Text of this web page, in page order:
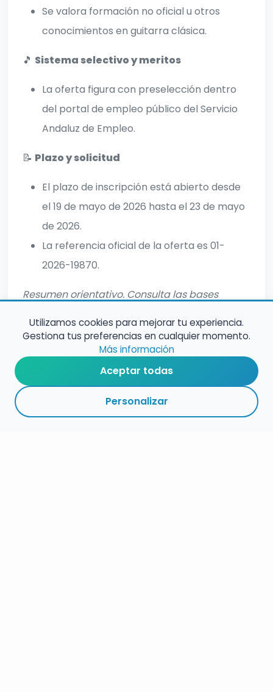
Se valora formación no oficial u otros
conocimientos en guitarra clásica.
🎵 Sistema selectivo y meritos
La oferta figura con preselección dentro
del portal de empleo público del Servicio
Andaluz de Empleo.
📝 Plazo y solicitud
El plazo de inscripción está abierto desde
el 19 de mayo de 2026 hasta el 23 de mayo
de 2026.
La referencia oficial de la oferta es 01-
2026-19870.
Resumen orientativo. Consulta las bases
RESUMEN PLAZOS ESPECIALIDAD ENLACES SEGUIR
Utilizamos cookies para mejorar tu experiencia.
Gestiona tus preferencias en cualquier momento.
Más información
Aceptar todas
Personalizar